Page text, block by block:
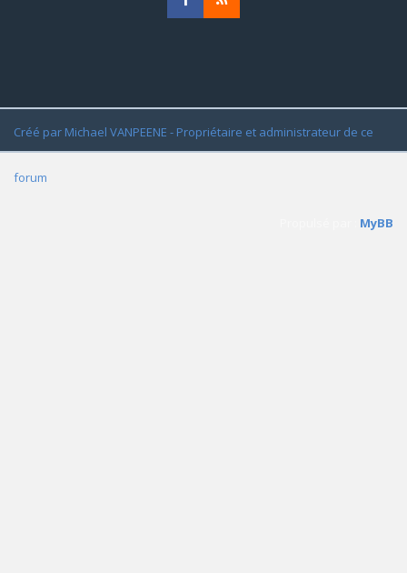
Créé par Michael VANPEENE - Propriétaire et administrateur de ce
forum
MyBB